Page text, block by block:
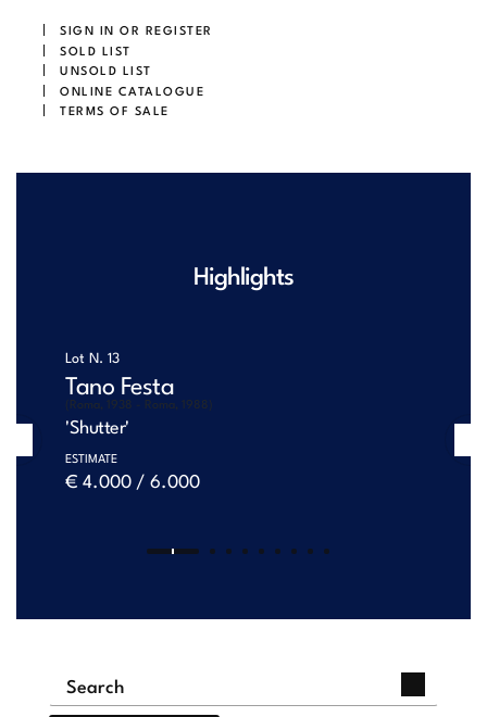
SIGN IN OR REGISTER
SOLD LIST
UNSOLD LIST
ONLINE CATALOGUE
TERMS OF SALE
Highlights
Lot N. 13
Tano Festa
(Roma, 1938 - Roma, 1988)
'Shutter'
ESTIMATE
€ 4.000 / 6.000
Previous